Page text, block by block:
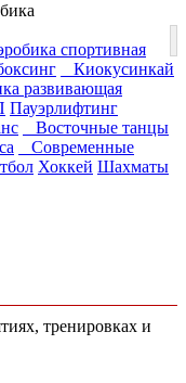
спортивная
Киокусинкай
развивающая
Пауэрлифтинг
Восточные танцы
Современные
Хоккей Шахматы
тренировках и